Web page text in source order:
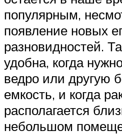
популярным,
появление новых
разновидностей.
удобна, когда
ведро или другую
емкость, и когда
располагается
небольшом